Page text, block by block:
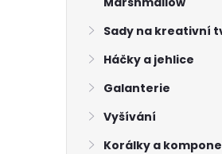
Sady na kreativní
Háčky a jehlice
Galanterie
Vyšívání
Korálky a